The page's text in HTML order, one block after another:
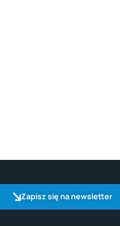
Zapisz się na newsletter